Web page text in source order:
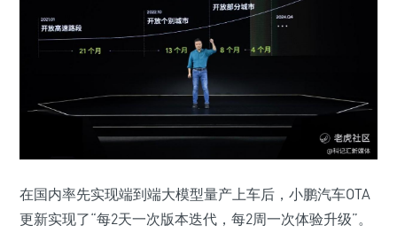
在国内率先实现端到端大模型量产上车后，小鹏汽车OTA
更新实现了“每2天一次版本迭代，每2周一次体验升级”。